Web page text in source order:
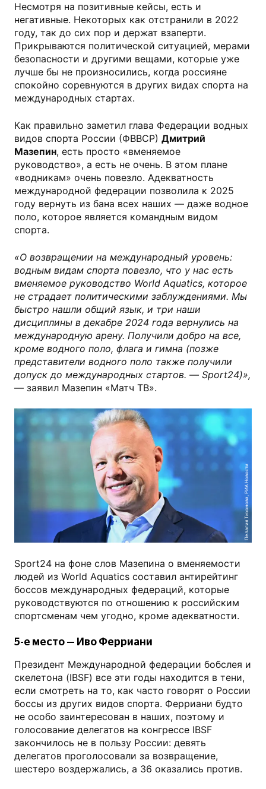
Несмотря на позитивные кейсы, есть и
негативные. Некоторых как отстранили в 2022
году, так до сих пор и держат взаперти.
Прикрываются политической ситуацией, мерами
безопасности и другими вещами, которые уже
лучше бы не произносились, когда россияне
спокойно соревнуются в других видах спорта на
международных стартах.
Как правильно заметил глава Федерации водных
видов спорта России (ФВВСР) Дмитрий
Мазепин, есть просто «вменяемое
руководство», а есть не очень. В этом плане
«водникам» очень повезло. Адекватность
международной федерации позволила к 2025
году вернуть из бана всех наших — даже водное
поло, которое является командным видом
спорта.
«О возвращении на международный уровень:
водным видам спорта повезло, что у нас есть
вменяемое руководство World Aquatics, которое
не страдает политическими заблуждениями. Мы
быстро нашли общий язык, и три наши
дисциплины в декабре 2024 года вернулись на
международную арену. Получили добро на все,
кроме водного поло, флага и гимна (позже
представители водного поло также получили
допуск до международных стартов. — Sport24)»,
— заявил Мазепин «Матч ТВ».
Пелагия Тихонова, РИА Новости
Sport24 на фоне слов Мазепина о вменяемости
людей из World Aquatics составил антирейтинг
боссов международных федераций, которые
руководствуются по отношению к российским
спортсменам чем угодно, кроме адекватности.
5-е место — Иво Ферриани
Президент Международной федерации бобслея и
скелетона (IBSF) все эти годы находится в тени,
если смотреть на то, как часто говорят о России
боссы из других видов спорта. Ферриани будто
не особо заинтересован в наших, поэтому и
голосование делегатов на конгрессе IBSF
закончилось не в пользу России: девять
делегатов проголосовали за возвращение,
шестеро воздержались, а 36 оказались против.